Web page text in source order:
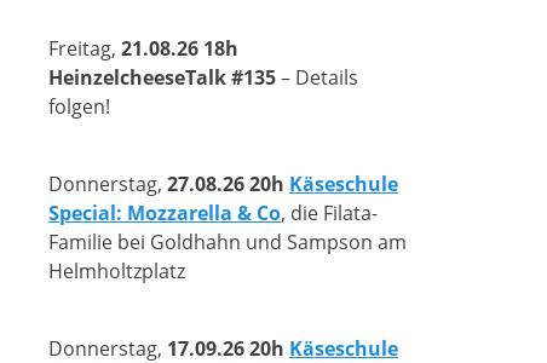
Freitag, 21.08.26 18h
HeinzelcheeseTalk #135– Details
folgen!
Donnerstag, 27.08.26 20h Käseschule
Special: Mozzarella & Co, die Filata-
Familie bei Goldhahn und Sampson am
Helmholtzplatz
Donnerstag, 17.09.26 20h Käseschule